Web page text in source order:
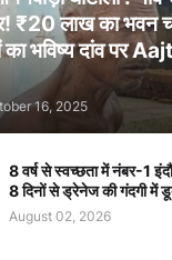
₹20 लाख का भवन
का भविष्य दांव पर
16, 2025
8 वर्ष से स्वच्छता में नंबर-1
8 दिनों से ड्रेनेज की गंदगी में
August 02, 2026